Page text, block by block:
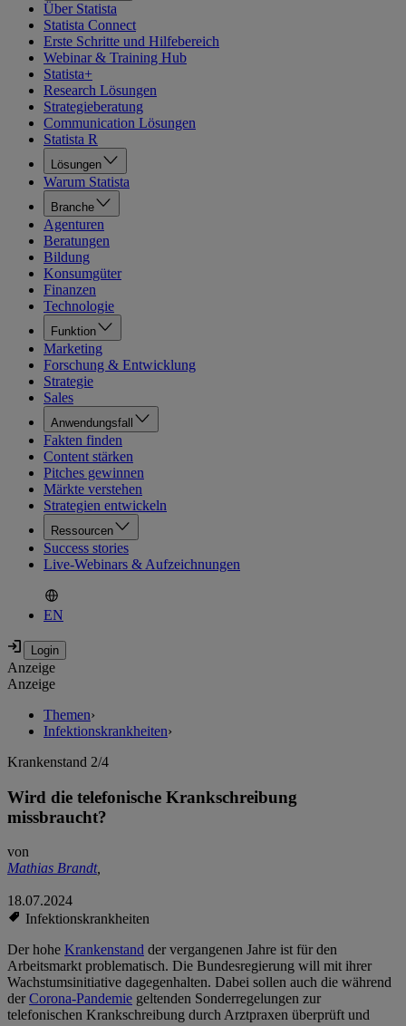
Über Statista
Statista Connect
Erste Schritte und Hilfebereich
Webinar & Training Hub
Statista+
Research Lösungen
Strategieberatung
Communication Lösungen
Statista R
Lösungen
Warum Statista
Branche
Agenturen
Beratungen
Bildung
Konsumgüter
Finanzen
Technologie
Funktion
Marketing
Forschung & Entwicklung
Strategie
Sales
Anwendungsfall
Fakten finden
Content stärken
Pitches gewinnen
Märkte verstehen
Strategien entwickeln
Ressourcen
Success stories
Live-Webinars & Aufzeichnungen
EN
Anzeige
Anzeige
Themen›
Infektionskrankheiten›
Krankenstand 2/4
Wird die telefonische Krankschreibung
missbraucht?
von
Mathias Brandt,
18.07.2024
Infektionskrankheiten
Der hohe Krankenstand der vergangenen Jahre ist für den
Arbeitsmarkt problematisch. Die Bundesregierung will mit ihrer
Wachstumsinitiative dagegenhalten. Dabei sollen auch die während
derCorona-Pandemie geltenden Sonderregelungen zur
telefonischen Krankschreibung durch Arztpraxen überprüft und